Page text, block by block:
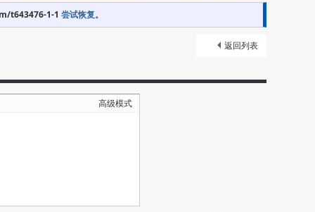
t643476-1-1 尝试恢复。
返回列表
高级模式